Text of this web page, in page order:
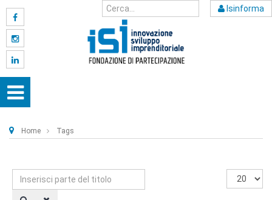
Isinforma
Home Tags
Inserisci
parte
Visualizza
n.